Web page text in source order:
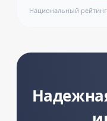
Национальный рейтинг